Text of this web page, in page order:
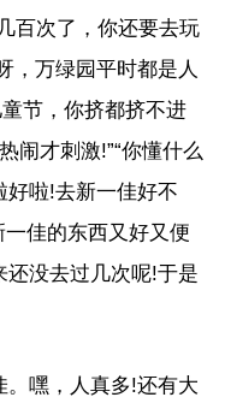
百次了，你还要去玩
，万绿园平时都是人
节，你挤都挤不进
闹才刺激!”“你懂什么
好啦!去新一佳好不
佳的东西又好又便
没去过几次呢!于是
。嘿，人真多!还有大